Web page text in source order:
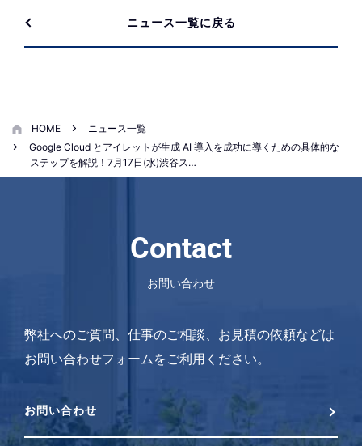
ニュース一覧に戻る
HOME
ニュース一覧
Google Cloud とアイレットが生成 AI 導入を成功に導くための具体的な
ステップを解説！7月17日(水)渋谷ス…
Contact
お問い合わせ
弊社へのご質問、仕事のご相談、お見積の依頼などは
お問い合わせフォームをご利用ください。
お問い合わせ